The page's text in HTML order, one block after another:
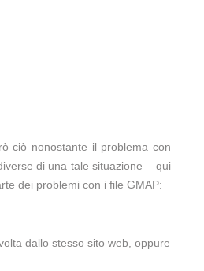
ciò nonostante il problema con
di una tale situazione – qui
dei problemi con i file GMAP:
dallo stesso sito web, oppure